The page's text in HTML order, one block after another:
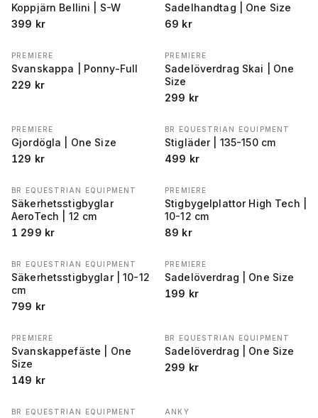
Koppjärn Bellini | S-W
399 kr
Sadelhandtag | One Size
69 kr
PREMIERE
Svanskappa | Ponny-Full
229 kr
PREMIERE
Sadelöverdrag Skai | One
Size
299 kr
PREMIERE
Gjordögla | One Size
129 kr
BR EQUESTRIAN EQUIPMENT
Stigläder | 135-150 cm
499 kr
BR EQUESTRIAN EQUIPMENT
Säkerhetsstigbyglar
AeroTech | 12 cm
1 299 kr
PREMIERE
Stigbygelplattor High Tech |
10-12 cm
89 kr
BR EQUESTRIAN EQUIPMENT
Säkerhetsstigbyglar | 10-12
cm
799 kr
PREMIERE
Sadelöverdrag | One Size
199 kr
PREMIERE
Svanskappefäste | One
Size
149 kr
BR EQUESTRIAN EQUIPMENT
Sadelöverdrag | One Size
299 kr
BR EQUESTRIAN EQUIPMENT ANKY